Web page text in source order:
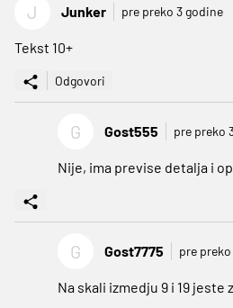
J Junker pre preko 3 godine
Tekst 10+
Odgovori
G Gost555 pre preko
Nije, ima previse detalja i
G Gost7775 pre
Na skali izmedju 9 i 19 jeste